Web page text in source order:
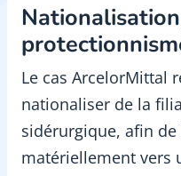
Le cas ArcelorMittal
nationaliser de la
sidérurgique, afin
matériellement vers